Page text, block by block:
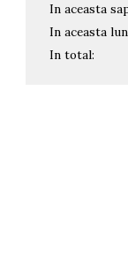
In aceasta
In aceasta
In total: